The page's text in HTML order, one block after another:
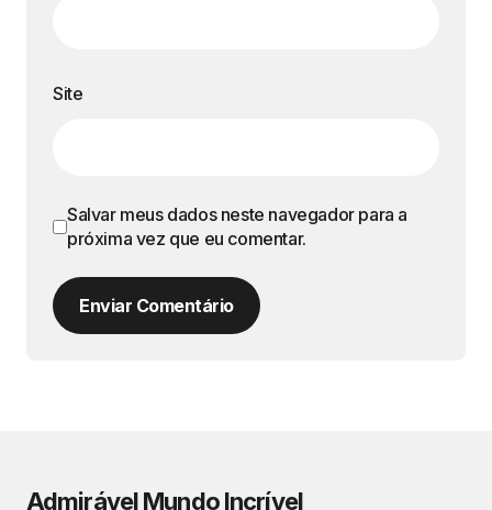
Site
Salvar meus dados neste navegador para a
próxima vez que eu comentar.
Enviar Comentário
Admirável Mundo Incrível